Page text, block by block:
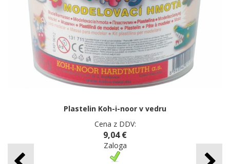
Plastelin Koh-i-noor v vedru
Cena z DDV:
9,04 €
Zaloga